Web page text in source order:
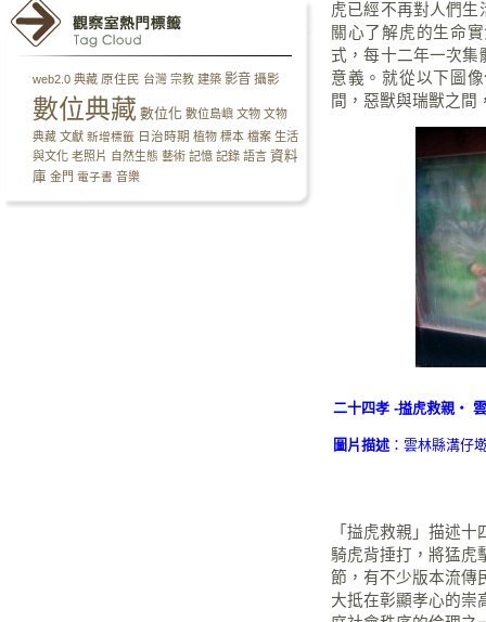
web2.0 典藏 原住民 台灣 宗教 建築 影音 攝影
數位典藏 數位化 數位島嶼 文物 文物
典藏 文獻 新增標籤 日治時期 植物 標本 檔案 生活
與文化 老照片 自然生態 藝術 記憶 記錄 語言 資料
庫 金門 電子書 音樂
虎已經不再對人們生
關心了解虎的生命
式，每十二年一次集
意義。就從以下圖
間，惡獸與瑞獸之間
二十四孝 -搤虎救親‧
圖片描述 ：雲林縣溝仔
「搤虎救親」描述
騎虎背捶打，將猛虎
節，有不少版本流傳
大抵在彰顯孝心的崇